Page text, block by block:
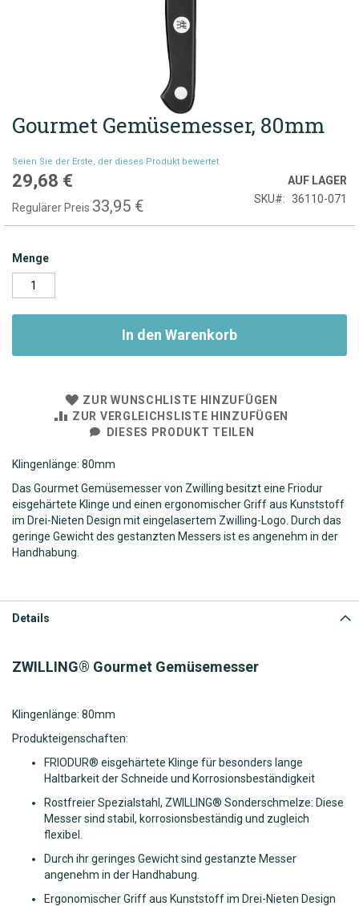
Zum
Anfang
springen
Gourmet Gemüsemesser, 80mm
Seien Sie der Erste, der dieses Produkt bewertet
Sonderpreis
29,68 €
Regulärer Preis 33,95 €
AUF LAGER
SKU
36110-071
Menge
In den Warenkorb
ZUR WUNSCHLISTE HINZUFÜGEN
ZUR VERGLEICHSLISTE HINZUFÜGEN
DIESES PRODUKT TEILEN
Klingenlänge: 80mm
Das Gourmet Gemüsemesser von Zwilling besitzt eine Friodur
eisgehärtete Klinge und einen ergonomischer Griff aus Kunststoff
im Drei-Nieten Design mit eingelasertem Zwilling-Logo. Durch das
geringe Gewicht des gestanzten Messers ist es angenehm in der
Handhabung.
Details
ZWILLING® Gourmet Gemüsemesser
Klingenlänge: 80mm
Produkteigenschaften:
FRIODUR® eisgehärtete Klinge für besonders lange
Haltbarkeit der Schneide und Korrosionsbeständigkeit
Rostfreier Spezialstahl, ZWILLING® Sonderschmelze: Diese
Messer sind stabil, korrosionsbeständig und zugleich
flexibel.
Durch ihr geringes Gewicht sind gestanzte Messer
angenehm in der Handhabung.
Ergonomischer Griff aus Kunststoff im Drei-Nieten Design